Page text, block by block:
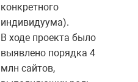
конкретного
индивидуума).
В ходе проекта было
выявлено порядка 4
млн сайтов,